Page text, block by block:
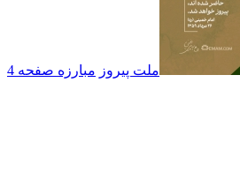
ملت پیروز مبارزه صفحه 4